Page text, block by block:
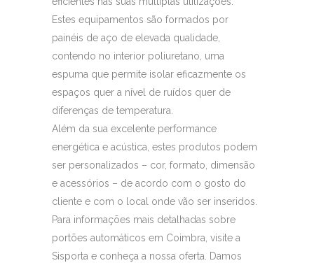
Estes equipamentos são formados por
painéis de aço de elevada qualidade,
contendo no interior poliuretano, uma
espuma que permite isolar eficazmente os
espaços quer a nível de ruídos quer de
diferenças de temperatura.
Além da sua excelente performance
energética e acústica, estes produtos podem
ser personalizados – cor, formato, dimensão
e acessórios – de acordo com o gosto do
cliente e com o local onde vão ser inseridos.
Para informações mais detalhadas sobre
portões automáticos em Coimbra, visite a
Sisporta e conheça a nossa oferta. Damos